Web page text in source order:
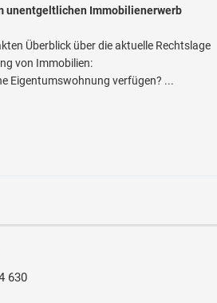
unentgeltlichen Immobilienerwerb
Überblick über die aktuelle Rechtslage
von Immobilien:
Eigentumswohnung verfügen? ...
630